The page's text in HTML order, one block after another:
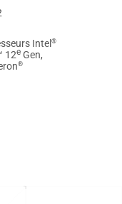
Intel®
12e Gen,
®